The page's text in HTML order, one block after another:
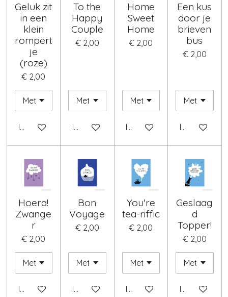
Geluk zit
in een
klein
rompert
je
(roze)
€ 2,00
In winkelwagen
To the
Happy
Couple
€ 2,00
In winkelwagen
Home
Sweet
Home
€ 2,00
In winkelwagen
Een kus
door je
brieven
bus
€ 2,00
In
Hoera!
Zwange
r
€ 2,00
In winkelwagen
Bon
Voyage
€ 2,00
In winkelwagen
You're
tea-riffic
€ 2,00
In winkelwagen
Geslaag
d
Topper!
€ 2,00
In